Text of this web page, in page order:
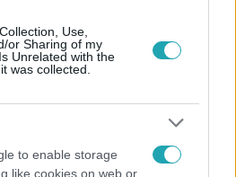
Use,
or Sharing of my
Unrelated with the
was collected.
to enable storage
like cookies on web or